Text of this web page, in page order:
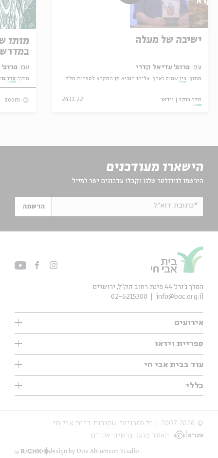
ישיבה של מעלה
עם: פרופ' עדיאל קדרי
מתוך: בין שמים וארץ: אליהו הנביא מן המקרא לספרות חז"ל
סדר בוקר וידאו 24.11.22
מותו
עם: פרופ' אביגדור שנאן
מתוך:סדר
zoom
הישארו מעודכנים
הירשמו לניוזלטר שלנו וקבלו עדכונים ישר למייל
*כתובת דוא"ל הרשמה
אירועים
אנגלית
נוער
סדרות
אירועי עבר
אירועים בירושלים
ספריית וידאו
עיון
מיוחדים
עוד בבית אבי חי
כללי
אודות
הצהרת נגישות
תנאי שימוש והצהרת פרטיות
המלך ג'ורג' 44 פינת רחוב קק״ל, ירושלים
info@bac.org.il
02-6215300
© 2007-2026 | כל הזכויות שמורות לבית אבי חי
האתר פועל ברשיון אקו״ם
design by Dov Abramson Studio